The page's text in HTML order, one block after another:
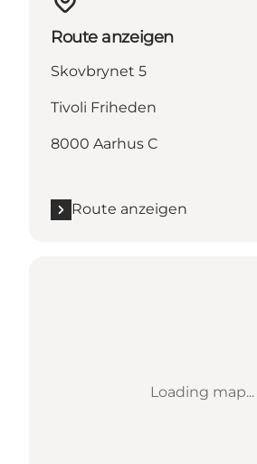
Route anzeigen
Skovbrynet 5
Tivoli Friheden
8000 Aarhus C
Route anzeigen
Loading map...